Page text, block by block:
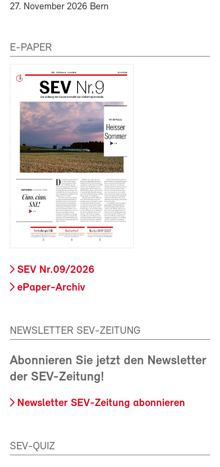
27. November 2026 Bern
E-PAPER
SEV Nr.09/2026
ePaper-Archiv
NEWSLETTER SEV-ZEITUNG
Abonnieren Sie jetzt den Newsletter
der SEV-Zeitung!
Newsletter SEV-Zeitung abonnieren
SEV-QUIZ